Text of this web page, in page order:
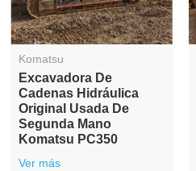
Komatsu
Excavadora De
Cadenas Hidráulica
Original Usada De
Segunda Mano
Komatsu PC350
Ver más